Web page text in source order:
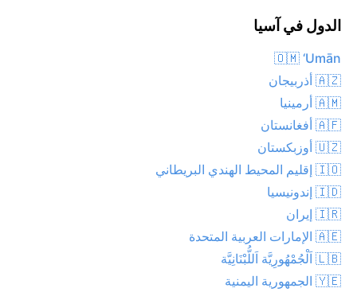
الدول في آسيا
🇴🇲 ‘Umān
🇦🇿 أذربيجان
🇦🇲 أرمينيا
🇦🇫 أفغانستان
🇺🇿 أوزبكستان
🇮🇴 إقليم المحيط الهندي البريطاني
🇮🇩 إندونيسيا
🇮🇷 إيران
🇦🇪 الإمارات العربية المتحدة
🇱🇧 اَلْجُمْهُورِيَّة اَللُّبْنَانِيَّة
🇾🇪 الجمهورية اليمنية